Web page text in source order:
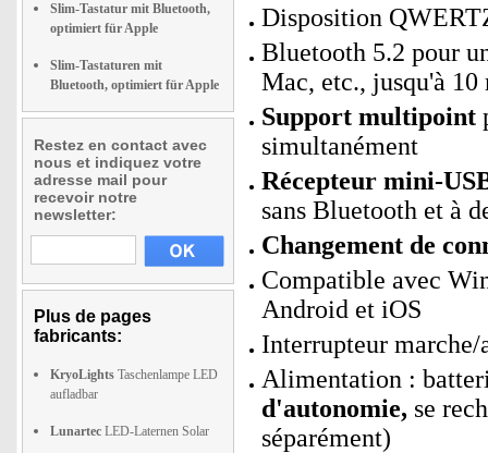
Slim-Tastatur mit Bluetooth,
optimiert für Apple
Slim-Tastaturen mit
Bluetooth, optimiert für Apple
Restez en contact avec
nous et indiquez votre
adresse mail pour
recevoir notre
newsletter:
Plus de pages
fabricants:
KryoLights Taschenlampe LED
aufladbar
Lunartec LED-Laternen Solar
Disposition
Bluetooth 5.2 pour
Mac, etc., jusqu'à 10
Support multipoint
simultanément
Récepteur mini-
sans Bluetooth et à
Changement de
Compatible avec
Android et iOS
Interrupteur marche/
Alimentation :
d'autonomie, se
séparément)